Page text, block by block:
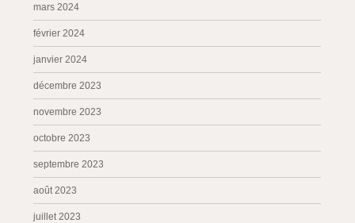
mars 2024
février 2024
janvier 2024
décembre 2023
novembre 2023
octobre 2023
septembre 2023
août 2023
juillet 2023